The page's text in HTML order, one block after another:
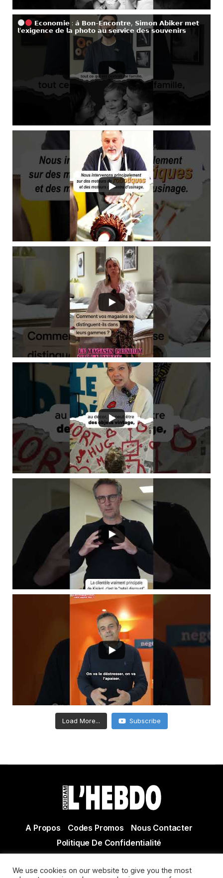
𝗘𝗰𝗼𝗻𝗼𝗺𝗶𝗲 : 𝗮̀ 𝗕𝗼𝗻-𝗘𝗻𝗰𝗼𝗻𝘁𝗿𝗲, 𝗦𝗶𝗺𝗼𝗻 𝗔𝗯𝗶𝗸𝗲𝗿 𝗺𝗲𝘁
𝗹’𝗲𝘅𝗶𝗴𝗲𝗻𝗰𝗲 𝗱𝗲 𝗹𝗮 𝗽𝗵𝗼𝘁𝗼 𝗮𝘂 𝘀𝗲𝗿𝘃𝗶𝗰𝗲 𝗱𝗲𝘀 𝘀𝗼𝘂𝘃𝗲𝗻𝗶𝗿𝘀
Load More... Subscribe
A Propos Codes Promos
Nous Contacter
Politique De Confidentialité
Actualité Agen - Actualité en lot et Garonne - Actualité
We use cookies on our website to give you the most